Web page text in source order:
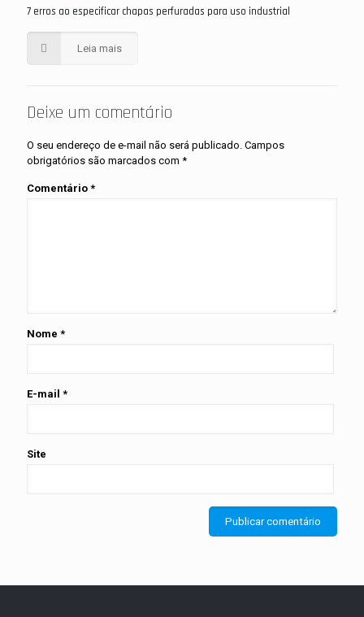
7 erros ao especificar chapas perfuradas para uso industrial
Leia mais
Deixe um comentário
O seu endereço de e-mail não será publicado. Campos
obrigatórios são marcados com *
Comentário *
Nome *
E-mail *
Site